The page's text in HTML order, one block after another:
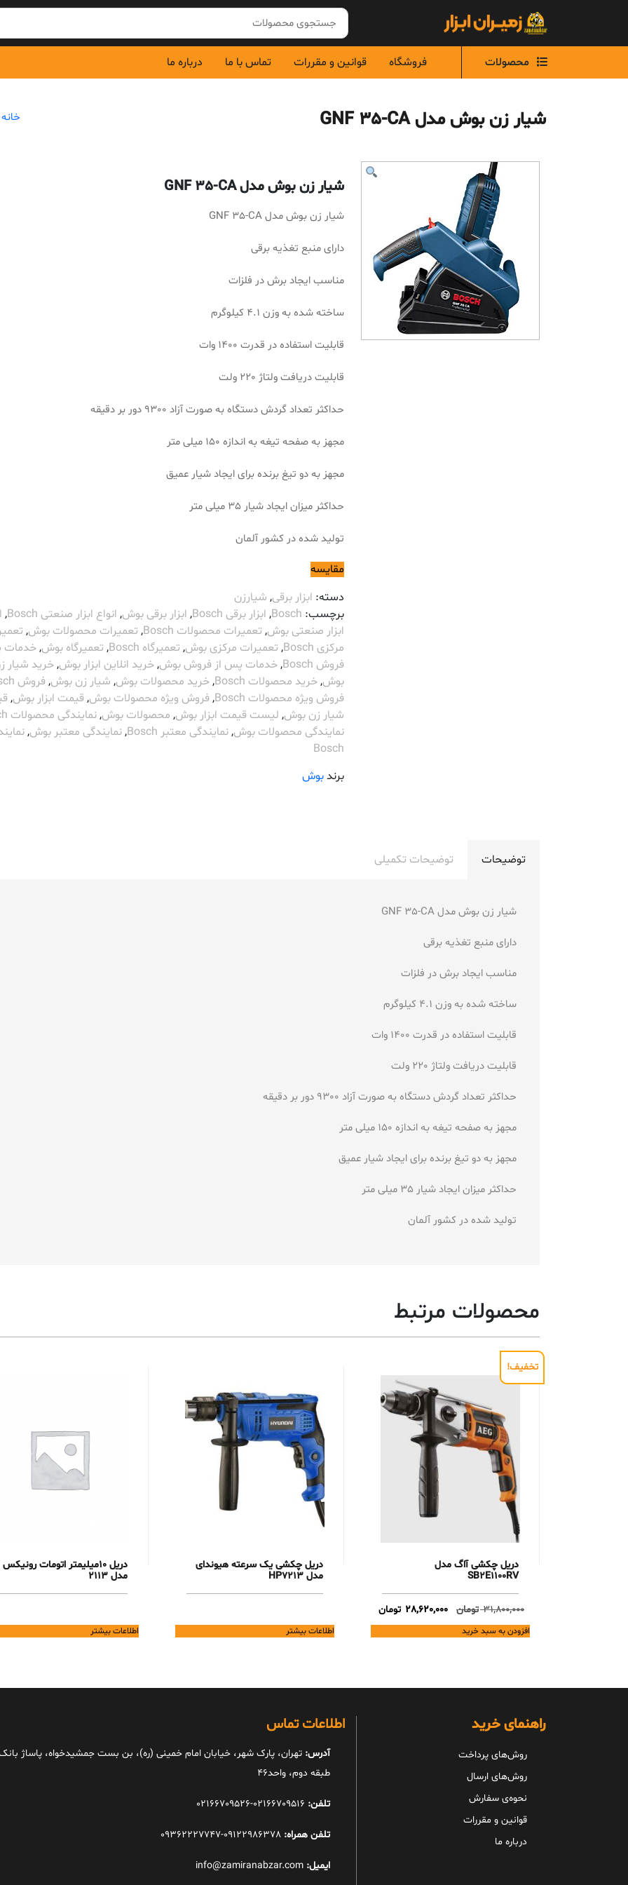
محصولات فروشگاه قوانین و مقررات تماس با ما درباره ما
شیار زن بوش مدل GNF 35-CA خانه
شیار زن بوش مدل GNF 35-CA
شیار زن بوش مدل GNF 35-CA
دارای منبع تغذیه برقی
مناسب ایجاد برش در فلزات
ساخته شده به وزن 4.1 کیلوگرم
قابلیت استفاده در قدرت 1400 وات
قابلیت دریافت ولتاژ 220 ولت
حداکثر تعداد گردش دستگاه به صورت آزاد 9300 دور بر دقیقه
مجهز به صفحه تیغه به اندازه 150 میلی متر
مجهز به دو تیغ برنده برای ایجاد شیار عمیق
حداکثر میزان ایجاد شیار 35 میلی متر
تولید شده در کشور آلمان
مقایسه
دسته: ابزار برقی, شیارزن
برچسب: Bosch
, ابزار برقی Bosch , ابزار برقی بوش, انواع ابزار صنعتی Bosch ,
ابزار صنعتی بوش, تعمیرات محصولات Bosch , تعمیرات محصولات بوش,
مرکزی Bosch
, تعمیرات مرکزی بوش, تعمیرگاه Bosch , تعمیرگاه بوش,خدمات
فروش Bosch
,خدمات پس از فروش بوش,خرید انلاین ابزار بوش,خرید شیار
بوش,خرید محصولات Bosch ,خرید محصولات بوش, شیار زن بوش, فروش Bosch
فروش ویژه محصولات Bosch
, فروش ویژه محصولات بوش, قیمت ابزار بوش,
شیار زن بوش, لیست قیمت ابزار بوش, محصولات بوش,نمایندگی محصولات Bosch
نمایندگی محصولات بوش,نمایندگی معتبر Bosch ,نمایندگی معتبر بوش,
Bosch
برندبوش
توضیحات توضیحات تکمیلی
شیار زن بوش مدل GNF 35-CA
دارای منبع تغذیه برقی
مناسب ایجاد برش در فلزات
ساخته شده به وزن 4.1 کیلوگرم
قابلیت استفاده در قدرت 1400 وات
قابلیت دریافت ولتاژ 220 ولت
حداکثر تعداد گردش دستگاه به صورت آزاد 9300 دور بر دقیقه
مجهز به صفحه تیغه به اندازه 150 میلی متر
مجهز به دو تیغ برنده برای ایجاد شیار عمیق
حداکثر میزان ایجاد شیار 35 میلی متر
تولید شده در کشور آلمان
محصولات مرتبط
تخفیف!
دریل چکشی آاگ مدل
SB2E1100RV
31,800,000 تومان
Original
price
was:
28,620,000 تومانCurrent
price
is:
افزودن به سبد خرید
دریل چکشی یک سرعته هیوندای
مدل HP7213
اطلاعات بیشتر
دریل 10میلیمتر اتومات رونیکس
مدل 2113
اطلاعات بیشتر
راهنمای خرید
روش‌های پرداخت
روش‌های ارسال
نحوه‌ی سفارش
قوانین و مقررات
درباره ما
اطلاعات تماس
آدرس: تهران، پارک شهر، خیابان امام خمینی (ره)، بن بست جمشیدخواه، پاساژ بانک
طبقه دوم، واحد46
تلفن:
تلفن همراه: 09122986378-09362227747
ایمیل: